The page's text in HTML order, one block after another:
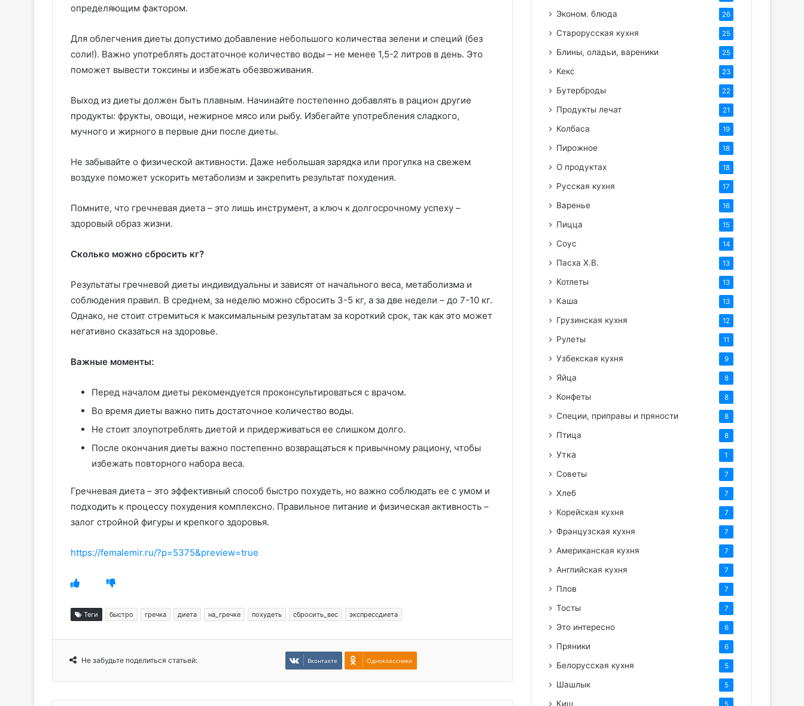
определяющим фактором.
Для облегчения диеты допустимо добавление небольшого количества зелени и специй (без
соли!). Важно употреблять достаточное количество воды – не менее 1,5-2 литров в день. Это
поможет вывести токсины и избежать обезвоживания.
Выход из диеты должен быть плавным. Начинайте постепенно добавлять в рацион другие
продукты: фрукты, овощи, нежирное мясо или рыбу. Избегайте употребления сладкого,
мучного и жирного в первые дни после диеты.
Не забывайте о физической активности. Даже небольшая зарядка или прогулка на свежем
воздухе поможет ускорить метаболизм и закрепить результат похудения.
Помните, что гречневая диета – это лишь инструмент, а ключ к долгосрочному успеху –
здоровый образ жизни.
Сколько можно сбросить кг?
Результаты гречневой диеты индивидуальны и зависят от начального веса, метаболизма и
соблюдения правил. В среднем, за неделю можно сбросить 3-5 кг, а за две недели – до 7-10 кг.
Однако, не стоит стремиться к максимальным результатам за короткий срок, так как это может
негативно сказаться на здоровье.
Важные моменты:
Перед началом диеты рекомендуется проконсультироваться с врачом.
Во время диеты важно пить достаточное количество воды.
Не стоит злоупотреблять диетой и придерживаться ее слишком долго.
После окончания диеты важно постепенно возвращаться к привычному рациону, чтобы
избежать повторного набора веса.
Гречневая диета – это эффективный способ быстро похудеть, но важно соблюдать ее с умом и
подходить к процессу похудения комплексно. Правильное питание и физическая активность –
залог стройной фигуры и крепкого здоровья.
https://femalemir.ru/?p=5375&preview=true
Теги быстро гречка диета на_гречке похудеть сбросить_вес экспрессдиета
Не забудьте поделиться статьей: Вконтакте Одноклассники
Эконом. блюда 26
Старорусская кухня 25
Блины, оладьи, вареники 25
Кекс 23
Бутерброды 22
Продукты лечат 21
Колбаса 19
Пирожное 18
О продуктах 18
Русская кухня 17
Варенье 16
Пицца 15
Соус 14
Пасха Х.В. 13
Котлеты 13
Каша 13
Грузинская кухня 12
Рулеты 11
Узбекская кухня 9
Яйца 8
Конфеты 8
Специи, приправы и пряности 8
Птица 8
Утка 1
Советы 7
Хлеб 7
Корейская кухня 7
Французская кухня 7
Американская кухня 7
Английская кухня 7
Плов 7
Тосты 7
Это интересно 6
Пряники 6
Белорусская кухня 5
Шашлык 5
Киш 5